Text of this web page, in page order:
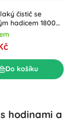
čistič se
hadicem 1800
HM-300, 230
Do košíku
hodinami a